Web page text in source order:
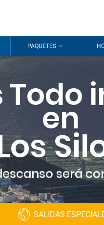
PAQUETES
Todo
en
será
SALIDAS